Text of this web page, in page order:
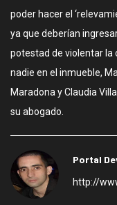
poder hacer el
ya que deberían
potestad de violentar la
nadie en el inmueble,
Maradona y Claudia
su abogado.
Portal
http://